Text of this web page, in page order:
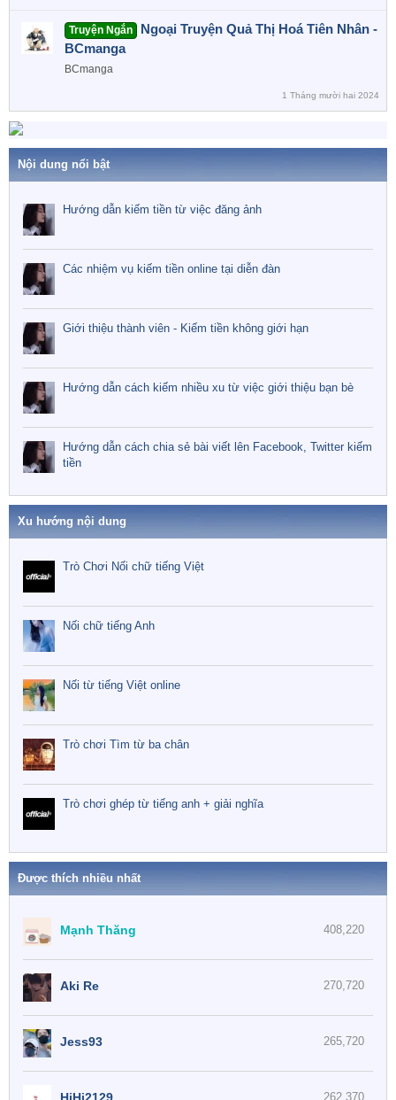
Truyện Ngắn
Ngoại Truyện Quả Thị Hoá Tiên Nhân -
BCmanga
BCmanga
1 Tháng mười hai 2024
Nội dung nổi bật
Hướng dẫn kiếm tiền từ việc đăng ảnh
Các nhiệm vụ kiếm tiền online tại diễn đàn
Giới thiệu thành viên - Kiếm tiền không giới hạn
Hướng dẫn cách kiếm nhiều xu từ việc giới thiệu bạn bè
Hướng dẫn cách chia sẻ bài viết lên Facebook, Twitter kiếm
tiền
Xu hướng nội dung
Trò Chơi Nối chữ tiếng Việt
Nối chữ tiếng Anh
Nối từ tiếng Việt online
Trò chơi Tìm từ ba chân
Trò chơi ghép từ tiếng anh + giải nghĩa
Được thích nhiều nhất
408,220
Mạnh Thăng
270,720
Aki Re
265,720
Jess93
262,370